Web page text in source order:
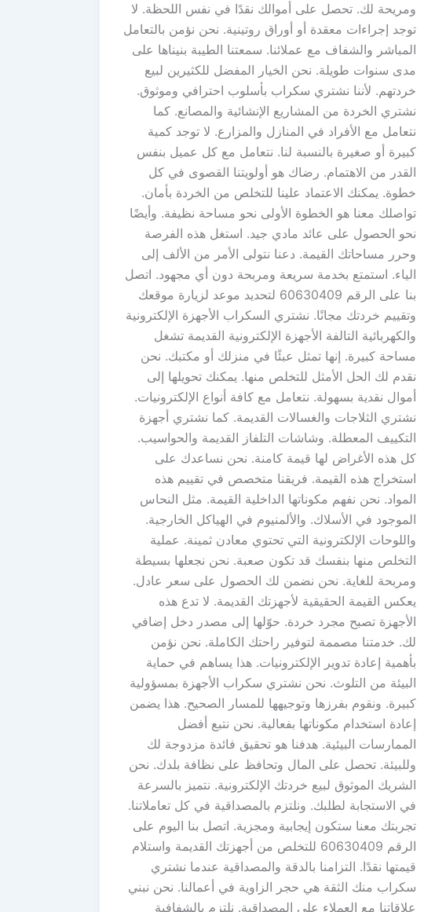
ومريحة لك. تحصل على أموالك نقدًا في نفس اللحظة. لا
توجد إجراءات معقدة أو أوراق روتينية. نحن نؤمن بالتعامل
المباشر والشفاف مع عملائنا. سمعتنا الطيبة بنيناها على
مدى سنوات طويلة. نحن الخيار المفضل للكثيرين لبيع
خردتهم. لأننا نشتري سكراب بأسلوب احترافي وموثوق.
نشتري الخردة من المشاريع الإنشائية والمصانع. كما
نتعامل مع الأفراد في المنازل والمزارع. لا توجد كمية
كبيرة أو صغيرة بالنسبة لنا. نتعامل مع كل عميل بنفس
القدر من الاهتمام. رضاك هو أولويتنا القصوى في كل
خطوة. يمكنك الاعتماد علينا للتخلص من الخردة بأمان.
تواصلك معنا هو الخطوة الأولى نحو مساحة نظيفة. وأيضًا
نحو الحصول على عائد مادي جيد. استغل هذه الفرصة
وحرر مساحاتك القيمة. دعنا نتولى الأمر من الألف إلى
الياء. استمتع بخدمة سريعة ومربحة دون أي مجهود. اتصل
بنا على الرقم 60630409 لتحديد موعد لزيارة موقعك
وتقييم خردتك مجانًا. نشتري السكراب الأجهزة الإلكترونية
والكهربائية التالفة الأجهزة الإلكترونية القديمة تشغل
مساحة كبيرة. إنها تمثل عبئًا في منزلك أو مكتبك. نحن
نقدم لك الحل الأمثل للتخلص منها. يمكنك تحويلها إلى
أموال نقدية بسهولة. نتعامل مع كافة أنواع الإلكترونيات.
نشتري الثلاجات والغسالات القديمة. كما نشتري أجهزة
التكييف المعطلة. وشاشات التلفاز القديمة والحواسيب.
كل هذه الأغراض لها قيمة كامنة. نحن نساعدك على
استخراج هذه القيمة. فريقنا متخصص في تقييم هذه
المواد. نحن نفهم مكوناتها الداخلية القيمة. مثل النحاس
الموجود في الأسلاك. والألمنيوم في الهياكل الخارجية.
واللوحات الإلكترونية التي تحتوي معادن ثمينة. عملية
التخلص منها بنفسك قد تكون صعبة. نحن نجعلها بسيطة
ومربحة للغاية. نحن نضمن لك الحصول على سعر عادل.
يعكس القيمة الحقيقية لأجهزتك القديمة. لا تدع هذه
الأجهزة تصبح مجرد خردة. حوّلها إلى مصدر دخل إضافي
لك. خدمتنا مصممة لتوفير راحتك الكاملة. نحن نؤمن
بأهمية إعادة تدوير الإلكترونيات. هذا يساهم في حماية
البيئة من التلوث. نحن نشتري سكراب الأجهزة بمسؤولية
كبيرة. ونقوم بفرزها وتوجيهها للمسار الصحيح. هذا يضمن
إعادة استخدام مكوناتها بفعالية. نحن نتبع أفضل
الممارسات البيئية. هدفنا هو تحقيق فائدة مزدوجة لك
وللبيئة. تحصل على المال وتحافظ على نظافة بلدك. نحن
الشريك الموثوق لبيع خردتك الإلكترونية. نتميز بالسرعة
في الاستجابة لطلبك. ونلتزم بالمصداقية في كل تعاملاتنا.
تجربتك معنا ستكون إيجابية ومجزية. اتصل بنا اليوم على
الرقم 60630409 للتخلص من أجهزتك القديمة واستلام
قيمتها نقدًا. التزامنا بالدقة والمصداقية عندما نشتري
سكراب منك الثقة هي حجر الزاوية في أعمالنا. نحن نبني
علاقاتنا مع العملاء على المصداقية. نلتزم بالشفافية